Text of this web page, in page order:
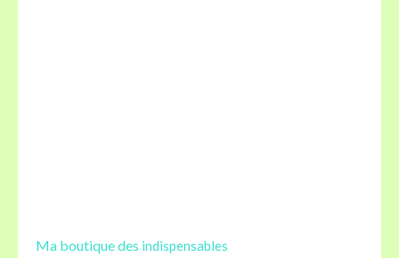
Ma boutique des indispensables